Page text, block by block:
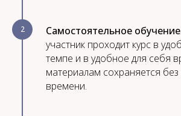
2 Самостоятельное
участник проходит курс в
темпе и в удобное для себя
материалам сохраняется
времени.